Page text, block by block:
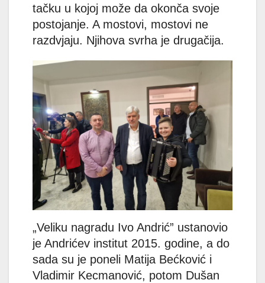
tačku u kojoj može da okonča svoje
postojanje. A mostovi, mostovi ne
razdvjaju. Njihova svrha je drugačija.
„Veliku nagradu Ivo Andrić” ustanovio
je Andrićev institut 2015. godine, a do
sada su je poneli Matija Bećković i
Vladimir Kecmanović, potom Dušan